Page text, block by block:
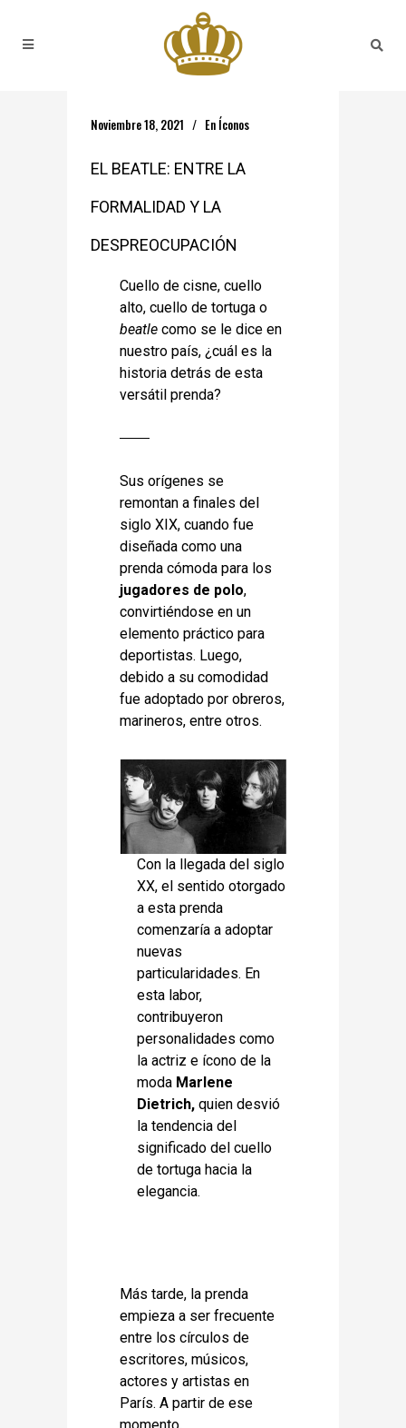
Noviembre 18, 2021 En Íconos
EL BEATLE: ENTRE LA
FORMALIDAD Y LA
DESPREOCUPACIÓN
Cuello de cisne, cuello
alto, cuello de tortuga o
beatlecomo se le dice en
nuestro país, ¿cuál es la
historia detrás de esta
versátil prenda?
Sus orígenes se
remontan a finales del
siglo XIX, cuando fue
diseñada como una
prenda cómoda para los
jugadores de polo,
convirtiéndose en un
elemento práctico para
deportistas. Luego,
debido a su comodidad
fue adoptado por obreros,
marineros, entre otros.
Con la llegada del siglo
XX, el sentido otorgado
a esta prenda
comenzaría a adoptar
nuevas
particularidades. En
esta labor,
contribuyeron
personalidades como
la actriz e ícono de la
moda Marlene
Dietrich,quien desvió
la tendencia del
significado del cuello
de tortuga hacia la
elegancia.
Más tarde, la prenda
empieza a ser frecuente
entre los círculos de
escritores, músicos,
actores y artistas en
París. A partir de ese
momento,